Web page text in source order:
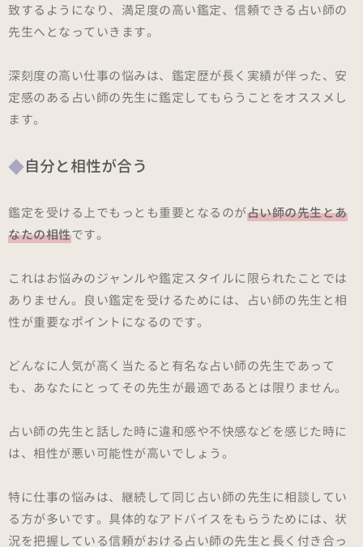
致するようになり、満足度の高い鑑定、信頼できる占い師の
先生へとなっていきます。
深刻度の高い仕事の悩みは、鑑定歴が長く実績が伴った、安
定感のある占い師の先生に鑑定してもらうことをオススメし
ます。
自分と相性が合う
鑑定を受ける上でもっとも重要となるのが占い師の先生とあ
なたの相性です。
これはお悩みのジャンルや鑑定スタイルに限られたことでは
ありません。良い鑑定を受けるためには、占い師の先生と相
性が重要なポイントになるのです。
どんなに人気が高く当たると有名な占い師の先生であって
も、あなたにとってその先生が最適であるとは限りません。
占い師の先生と話した時に違和感や不快感などを感じた時に
は、相性が悪い可能性が高いでしょう。
特に仕事の悩みは、継続して同じ占い師の先生に相談してい
る方が多いです。具体的なアドバイスをもらうためには、状
況を把握している信頼がおける占い師の先生と長く付き合っ